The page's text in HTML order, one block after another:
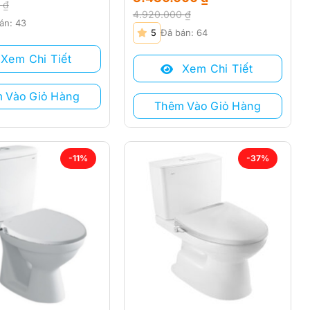
₫
₫.
43
Xem Chi Tiết
Vào Giỏ Hàng
4.920.000₫
Giá
gốc
là:
4.920.000 ₫.
Giá
hiện
tại
3.430.000 ₫.
5 Đã bán: 64
Xem Chi Tiết
Thêm Vào Giỏ Hàng
-11% -37%